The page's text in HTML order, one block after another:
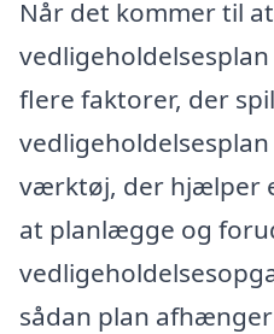
Når det kommer til
flere faktorer, der
værktøj, der hjælper
at planlægge og
sådan plan